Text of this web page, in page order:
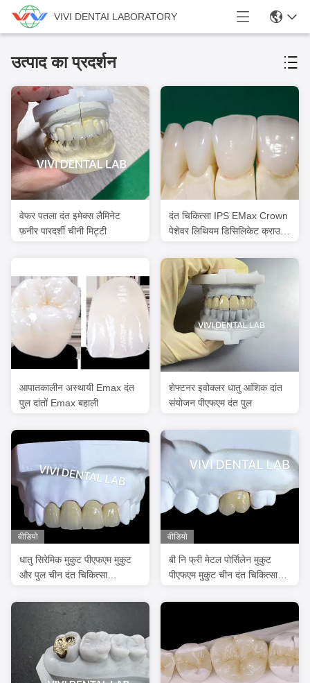
VIVI DENTAI LABORATORY
उत्पाद का प्रदर्शन
वेफर पतला दंत इमेक्स लैमिनेट
फ़नीर पारदर्शी चीनी मिट्टी
दंत चिकित्सा IPS EMax Crown
पेशेवर लिथियम डिसिलिकेट क्राउन
आपातकालीन अस्थायी Emax दंत
पुल दांतों Emax बहाली
शेफ्टनर इवोक्लर धातु आंशिक दांत
संयोजन पीएफएम दंत पुल
वीडियो
धातु सिरेमिक मुकुट पीएफएम मुकुट
और पुल चीन दंत चिकित्सा
वीडियो
बी नि फ्री मेटल पोर्सिलेन मुकुट
पीएफएम मुकुट चीन दंत चिकित्सा